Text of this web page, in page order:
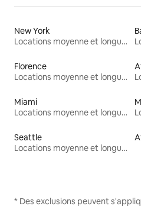
New York
Locations moyenne et longue durée
Florence
Locations moyenne et longue durée
Miami
Locations moyenne et longue durée
Seattle
Locations moyenne et longue durée
* Des exclusions peuvent